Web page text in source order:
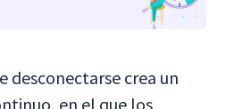
desconectarse crea un
en el que los